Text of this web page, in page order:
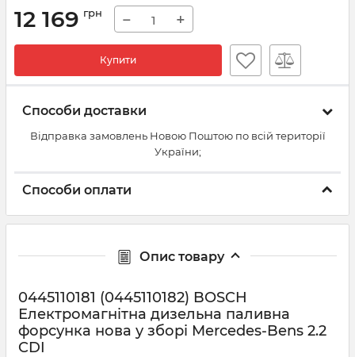
12 169 грн − +
Купити
Способи доставки
Відправка замовлень Новою Поштою по всій території
України;
Способи оплати
Опис товару
0445110181 (0445110182) BOSCH
Електромагнітна дизельна паливна
форсунка нова у зборі Mercedes-Bens 2.2
CDI